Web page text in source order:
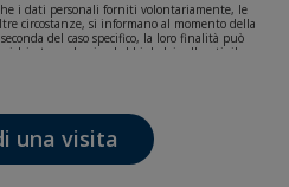
i dati personali forniti volontariamente, le
circostanze, si informano al momento della
del caso specifico, la loro finalità può
richieste, reclami o dubbi da lei sollevati, il
gestione integrale e commerciale dei
confidenziali e saranno
rispetto di tutti i requisiti del
dei Dati (GDPR) del 27 aprile 2016. I dati
il tempo necessario allo scopo per il quale
una visita